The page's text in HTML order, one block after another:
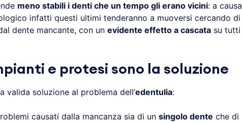
meno stabili i denti che un tempo gli erano vicini: a causa
infatti questi ultimi tenderanno a muoversi cercando di
dente mancante, con un evidente effetto a cascata su tutti
e protesi sono la soluzione
valida soluzione al problema dell’edentulia:
causati dalla mancanza sia di un singolo dente che di